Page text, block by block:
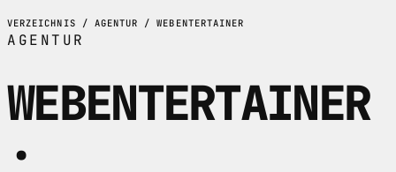
VERZEICHNIS / AGENTUR / WEBENTERTAINER
AGENTUR
WEBENTERTAINER
.